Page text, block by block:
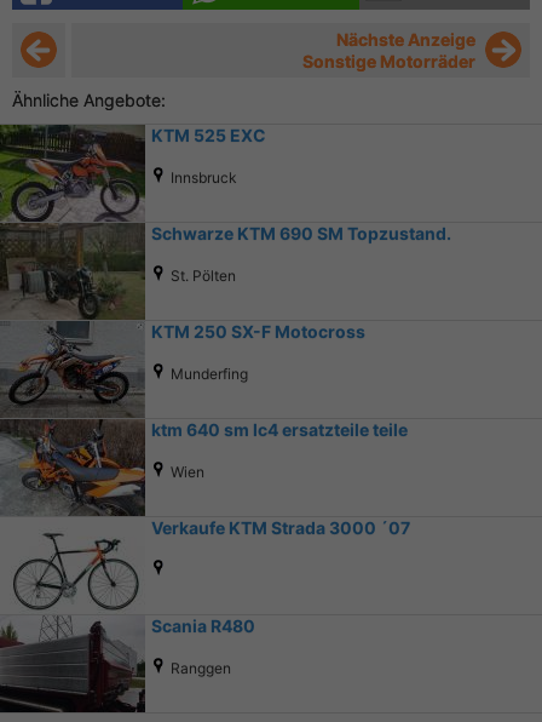
Nächste Anzeige
Sonstige Motorräder
Ähnliche Angebote:
KTM 525 EXC
Innsbruck
Schwarze KTM 690 SM Topzustand.
St. Pölten
KTM 250 SX-F Motocross
Munderfing
ktm 640 sm lc4 ersatzteile teile
Wien
Verkaufe KTM Strada 3000 ´07
Scania R480
Ranggen